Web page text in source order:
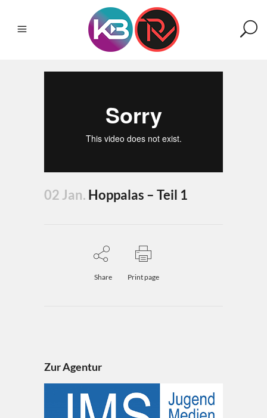
02 Jan. Hoppalas – Teil 1
Share Print page
Zur Agentur